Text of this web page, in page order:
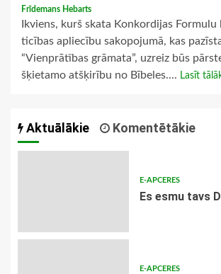
Frīdemans Hebarts
Ikviens, kurš skata Konkordijas Formulu
ticības apliecību sakopojumā, kas
“Vienprātības grāmata”, uzreiz būs
šķietamo atšķirību no Bībeles.... Lasīt
Aktuālākie Komentētākie
E-APCERES
Es esmu tavs
E-APCERES